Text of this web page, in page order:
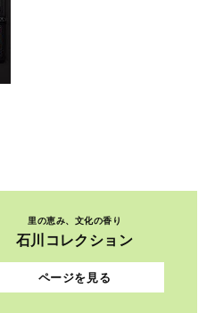
里の恵み、文化の香り
石川コレクション
ページを見る